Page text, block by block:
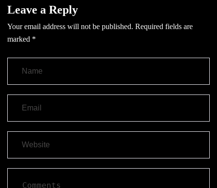
Leave a Reply
Your email address will not be published. Required fields are
marked *